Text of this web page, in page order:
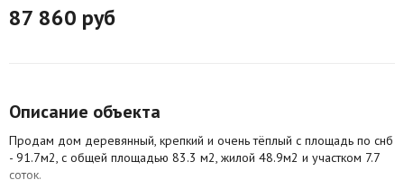
87 860 руб
Описание объекта
Продам дом деревянный, крепкий и очень тёплый с площадь по снб
- 91.7м2, с общей площадью 83.3 м2, жилой 48.9м2 и участком 7.7
соток.